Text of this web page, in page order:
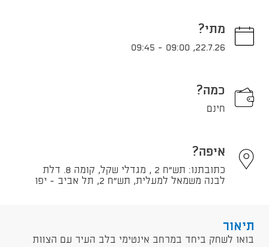
מתי?
22.7.26
,
09:00
-
09:45
כמה?
חינם
איפה?
כתובתנו: תש"ח 2 , מגדלי שקל, קומה 8. דלת
לבנה משמאל למעלית, תש"ח 2, תל אביב - יפו
תיאור
בואו לשחק ביחד במרחב אינטימי בלב העיר עם הצוות